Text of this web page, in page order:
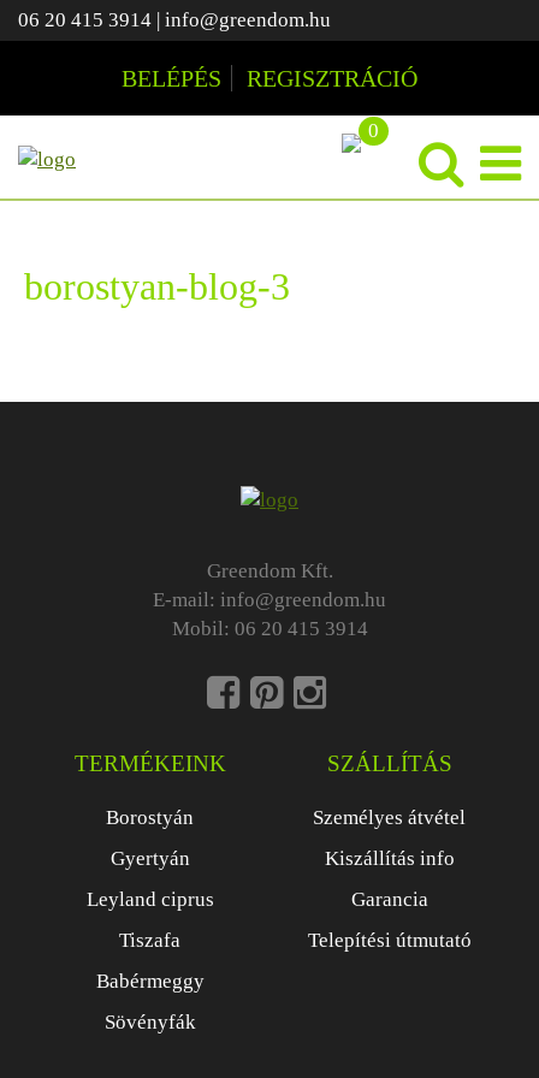
06 20 415 3914 | info@greendom.hu
BELÉPÉS REGISZTRÁCIÓ
0
borostyan-blog-3
Greendom Kft.
E-mail: info@greendom.hu
Mobil: 06 20 415 3914
TERMÉKEINK
Borostyán
Gyertyán
Leyland ciprus
Tiszafa
Babérmeggy
Sövényfák
SZÁLLÍTÁS
Személyes átvétel
Kiszállítás info
Garancia
Telepítési útmutató